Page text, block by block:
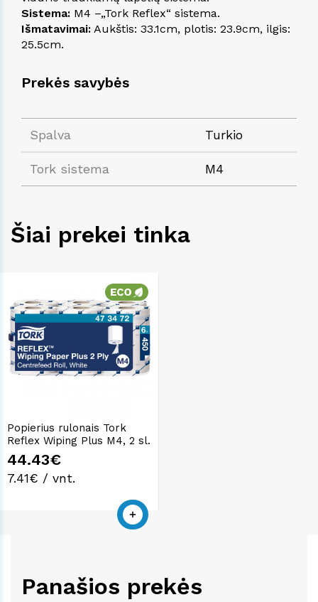
Prekės savybės
Spalva Turkio
Tork sistema M4
Sistema: M4 –„Tork Reflex“ sistema.
Išmatavimai: Aukštis: 33.1cm, plotis: 23.9cm, ilgis:
25.5cm.
Šiai prekei tinka
Popierius rulonais Tork
Reflex Wiping Plus M4, 2 sl.
44.43€
7.41€ / vnt.
Panašios prekės